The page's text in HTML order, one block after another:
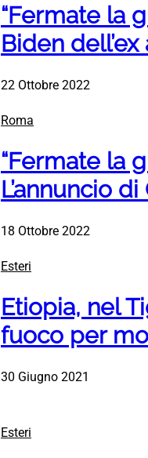
“Fermate la
Biden
22 Ottobre 2022
Roma
“Fermate la
L’annuncio
18 Ottobre 2022
Esteri
Etiopia, nel
fuoco per
30 Giugno 2021
Esteri